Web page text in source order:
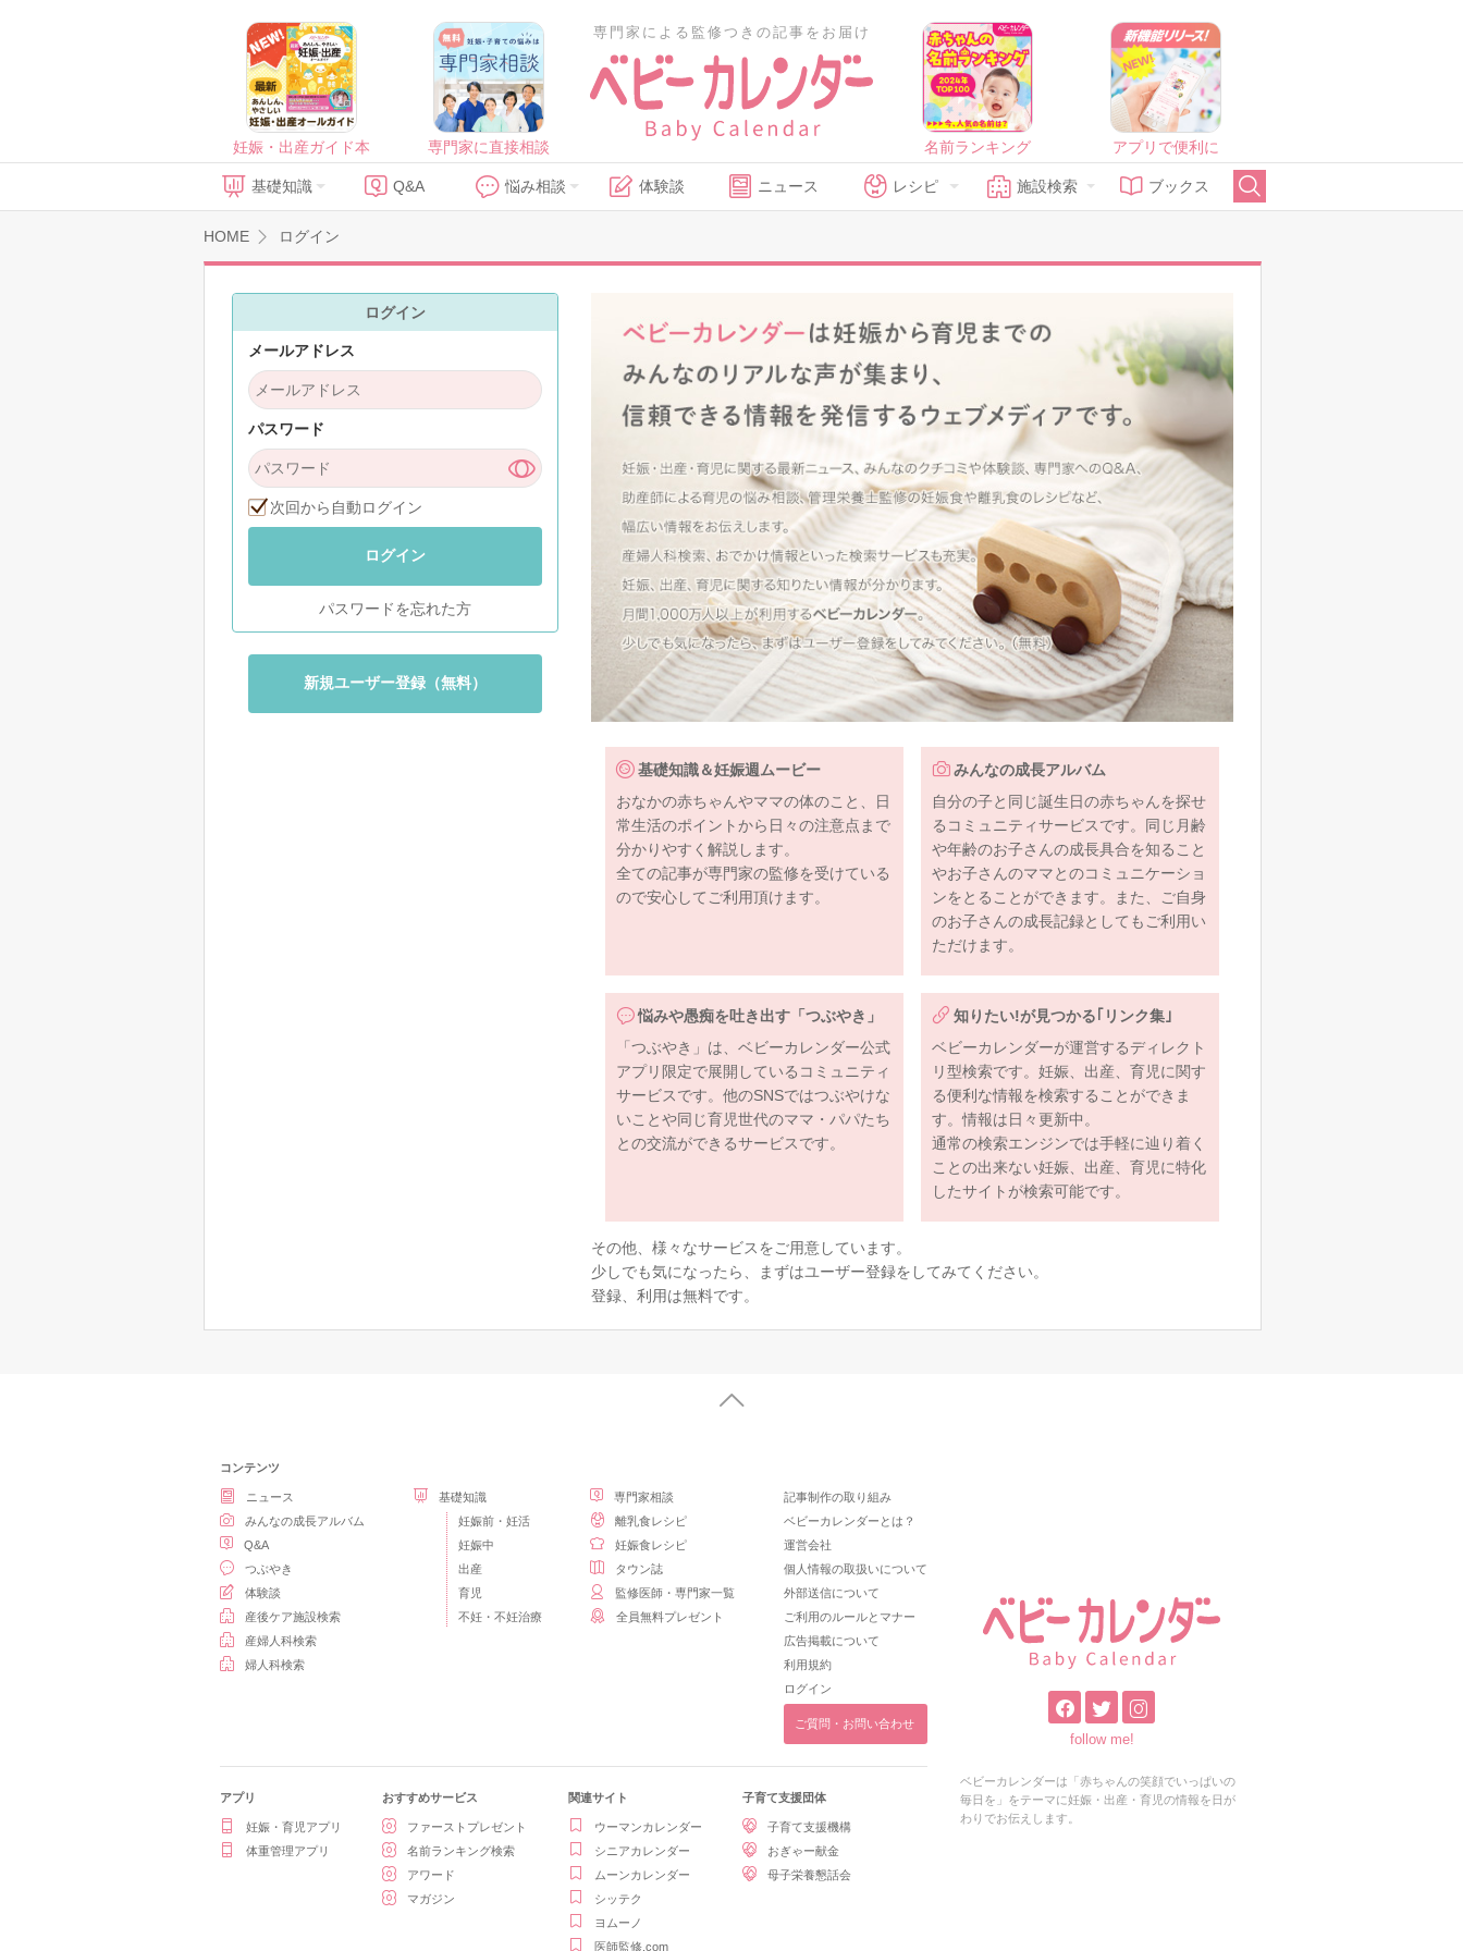
妊娠・出産ガイド本 専門家に直接相談
専門家による監修つきの記事をお届け
名前ランキング アプリで便利に
基礎知識 Q&A 悩み相談 体験談 ニュース レシピ 施設検索 ブックス
HOME ログイン
ログイン
メールアドレス
パスワード
次回から自動ログイン
ログイン
パスワードを忘れた方
新規ユーザー登録（無料）
基礎知識＆妊娠週ムービー
おなかの赤ちゃんやママの体のこと、日
常生活のポイントから日々の注意点まで
分かりやすく解説します。
全ての記事が専門家の監修を受けている
ので安心してご利用頂けます。
みんなの成長アルバム
自分の子と同じ誕生日の赤ちゃんを探せ
るコミュニティサービスです。同じ月齢
や年齢のお子さんの成長具合を知ること
やお子さんのママとのコミュニケーショ
ンをとることができます。また、ご自身
のお子さんの成長記録としてもご利用い
ただけます。
悩みや愚痴を吐き出す「つぶやき」
「つぶやき」は、ベビーカレンダー公式
アプリ限定で展開しているコミュニティ
サービスです。他のSNSではつぶやけな
いことや同じ育児世代のママ・パパたち
との交流ができるサービスです。
知りたい!が見つかる｢リンク集｣
ベビーカレンダーが運営するディレクト
リ型検索です。妊娠、出産、育児に関す
る便利な情報を検索することができま
す。情報は日々更新中。
通常の検索エンジンでは手軽に辿り着く
ことの出来ない妊娠、出産、育児に特化
したサイトが検索可能です。
その他、様々なサービスをご用意しています。
少しでも気になったら、まずはユーザー登録をしてみてください。
登録、利用は無料です。
コンテンツ
ニュース
みんなの成長アルバム
Q&A
つぶやき
体験談
産後ケア施設検索
産婦人科検索
婦人科検索
基礎知識
妊娠前・妊活
妊娠中
出産
育児
不妊・不妊治療
専門家相談
離乳食レシピ
妊娠食レシピ
タウン誌
監修医師・専門家一覧
全員無料プレゼント
記事制作の取り組み
ベビーカレンダーとは？
運営会社
個人情報の取扱いについて
外部送信について
ご利用のルールとマナー
広告掲載について
利用規約
ログイン
ご質問・お問い合わせ
アプリ
妊娠・育児アプリ
体重管理アプリ
おすすめサービス
ファーストプレゼント
名前ランキング検索
アワード
マガジン
関連サイト
ウーマンカレンダー
シニアカレンダー
ムーンカレンダー
シッテク
ヨムーノ
医師監修.com
子育て支援団体
子育て支援機構
おぎゃー献金
母子栄養懇話会
follow me!
ベビーカレンダーは「赤ちゃんの笑顔でいっぱいの
毎日を」をテーマに妊娠・出産・育児の情報を日が
わりでお伝えします。